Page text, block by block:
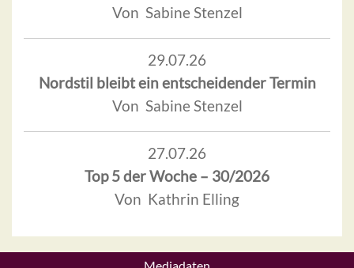
Von Sabine Stenzel
29.07.26
Nordstil bleibt ein entscheidender Termin
Von Sabine Stenzel
27.07.26
Top 5 der Woche – 30/2026
Von Kathrin Elling